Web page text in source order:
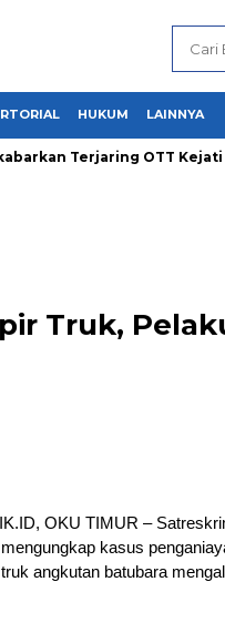
HUKUM LAINNYA
Terjaring OTT Kejati
Truk,
OKU TIMUR –
kasus
angkutan batubara